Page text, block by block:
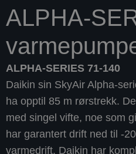
ALPHA-
ALPHA-SERIES 71-140
Daikin sin SkyAir Alpha-
ha opptil 85 m rørstrekk.
med singel vifte, noe som
har garantert drift ned til -
varmedrift. Daikin har